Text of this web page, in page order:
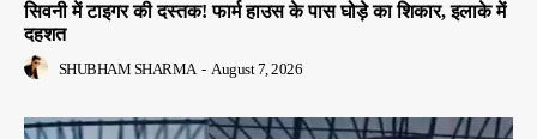
सिवनी में टाइगर की दस्तक! फार्म हाउस के पास घोड़े का शिकार, इलाके में
दहशत
SHUBHAM SHARMA - August 7, 2026